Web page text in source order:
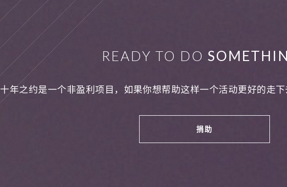
READY TO DO
十年之约是一个非盈利项目，如果你想帮助这样一个活动更好的走下
捐助